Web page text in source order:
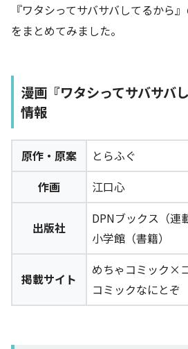
『ワタシってサバサバしてるから
をまとめてみました。
漫画『ワタシってサバサバ
情報
原作・原案
とらふぐ
作画
江口心
出版社
DPNブックス（連
小学館（書籍）
掲載サイト
めちゃコミック×
コミックなにとぞ